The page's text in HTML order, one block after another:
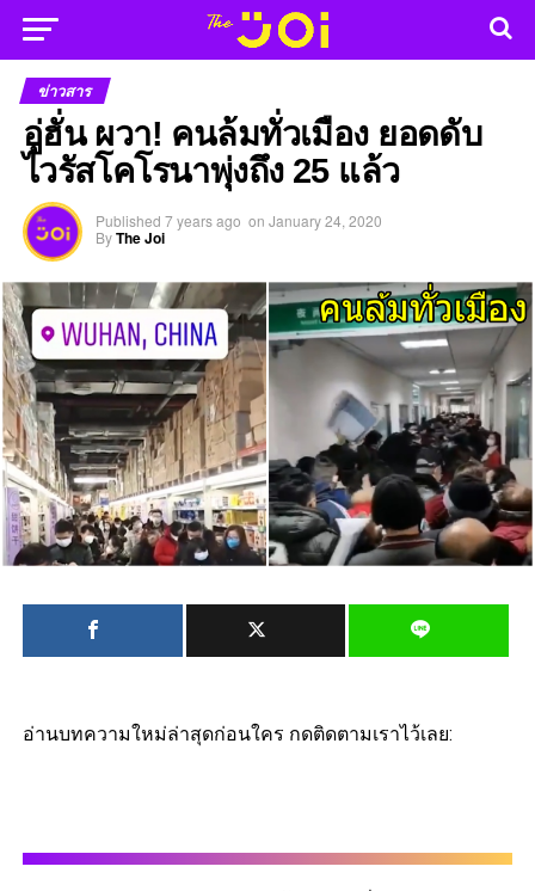
ข่าวสาร
อู่ฮั่น ผวา! คนล้มทั่วเมือง ยอดดับ
ไวรัสโคโรนาพุ่งถึง 25 แล้ว
Published 7 years ago on January 24, 2020
ByThe Joi
อ่านบทความใหม่ล่าสุดก่อนใคร กดติดตามเราไว้เลย: